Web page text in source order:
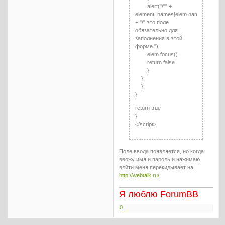
alert("\"" +
element_names[elem.name]
+ "\" это поле
обязательно для
заполнения в этой
форме.")
elem.focus()
return false
}
}
}
}
return true
}
</script>
Поле ввода появляется, но когда
ввожу имя и пароль и нажимаю
влйти меня перекидывает на
http://webtalk.ru/
Я люблю ForumBB
0